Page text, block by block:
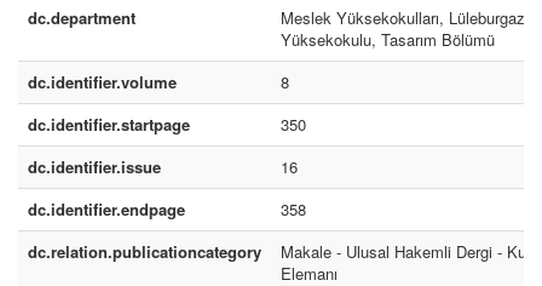
dc.department
Meslek Yüksekokulları, Lüleburgaz
Yüksekokulu, Tasarım Bölümü
dc.identifier.volume
8
dc.identifier.startpage
350
dc.identifier.issue
16
dc.identifier.endpage
358
dc.relation.publicationcategory
Makale - Ulusal Hakemli Dergi -
Elemanı